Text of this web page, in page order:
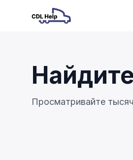
Просматривайте